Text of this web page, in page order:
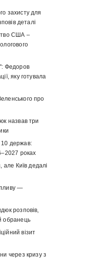
захисту для
деталі
США –
Федоров
яку готувала
про
назвав три
10 держав:
роках
але Київ дедалі
—
розповів,
обранець
візит
через кризу з